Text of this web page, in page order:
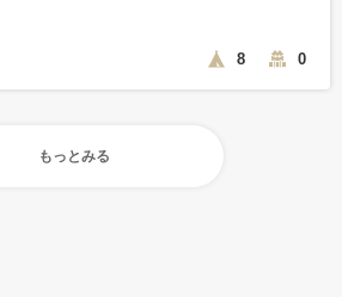
8 0
もっとみる